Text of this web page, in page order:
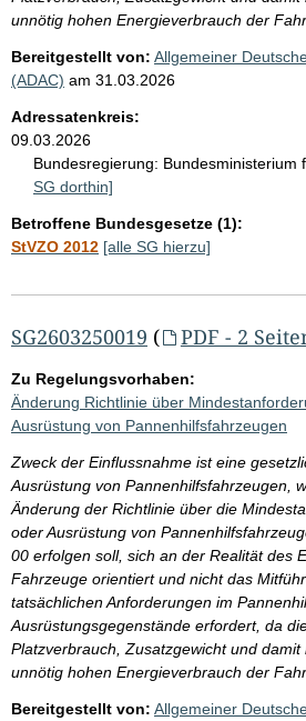
unnötig hohen Energieverbrauch der
Bereitgestellt von: Allgemeiner
(ADAC) am 31.03.2026
Adressatenkreis:
09.03.2026
Bundesregierung: Bundesministerium
SG dorthin]
Betroffene Bundesgesetze (1):
StVZO 2012 [alle SG hierzu]
SG2603250019 ( PDF - 2
Zu Regelungsvorhaben:
Änderung Richtlinie über
Ausrüstung von Pannenhilfsfahrzeugen
Zweck der Einflussnahme ist eine
Ausrüstung von Pannenhilfsfahrzeugen,
Änderung der Richtlinie über die
oder Ausrüstung von
00 erfolgen soll, sich an der Realität des
Fahrzeuge orientiert und nicht das
tatsächlichen Anforderungen im
Ausrüstungsgegenstände erfordert, da
Platzverbrauch, Zusatzgewicht und damit
unnötig hohen Energieverbrauch der
Bereitgestellt von: Allgemeiner